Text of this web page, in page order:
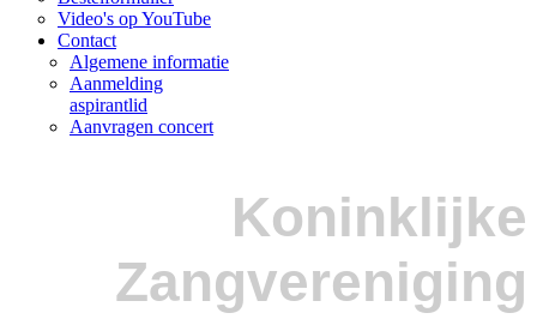
Video's op YouTube
Contact
Algemene informatie
Aanmelding
aspirantlid
Aanvragen concert
Koninklijke
Zangvereniging